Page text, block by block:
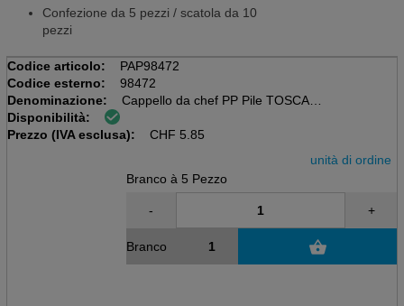
Confezione da 5 pezzi / scatola da 10
pezzi
Codice articolo:
PAP98472
Codice esterno:
98472
Denominazione:
Cappello da chef PP Pile TOSCANA
30 x 28cm, misurazione
Disponibilità:
Prezzo (IVA esclusa):
CHF 5.85
unità di ordine
Branco à 5 Pezzo
- +
Branco